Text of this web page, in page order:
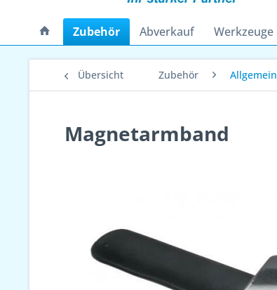
Zubehör Abverkauf Werkzeuge
Übersicht Zubehör Allgemein
Magnetarmband